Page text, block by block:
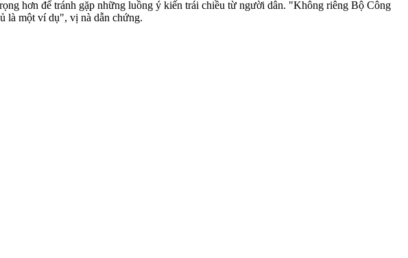
hơn để tránh gặp những luồng ý kiến trái chiều từ người dân. "Không riêng Bộ Công
là một ví dụ", vị nà dẫn chứng.